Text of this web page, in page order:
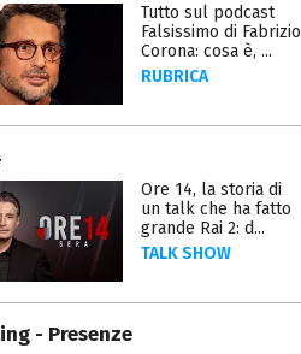
Tutto sul podcast
Falsissimo di Fabrizio
Corona: cosa è, ...
RUBRICA
Ore 14, la storia di
un talk che ha fatto
grande Rai 2: d...
TALK SHOW
- Presenze